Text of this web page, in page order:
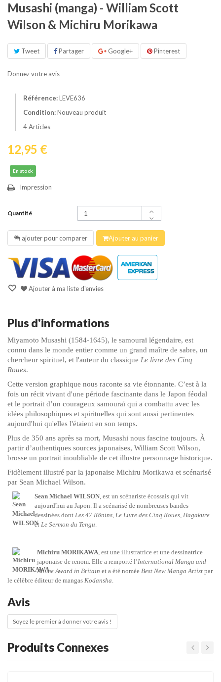
Musashi (manga) - William Scott
Wilson & Michiru Morikawa
Tweet Partager Google+ Pinterest
Donnez votre avis
Référence:LEVE636
Condition:Nouveau produit
4Articles
12,95 €
En stock
Impression
Quantité
ajouter pour comparer Ajouter au panier
Ajouter à ma liste d'envies
Plus d'informations
Miyamoto Musashi (1584-1645), le samouraï légendaire, est
connu dans le monde entier comme un grand maître de sabre, un
chercheur spirituel, et l'auteur du classique Le livre des Cinq
Roues.
Cette version graphique nous raconte sa vie étonnante. C’est à la
fois un récit vivant d'une période fascinante dans le Japon féodal
et le portrait d’un courageux samouraï qui a combattu avec les
idées philosophiques et spirituelles qui sont aussi pertinentes
aujourd'hui qu'elles l'étaient en son temps.
Plus de 350 ans après sa mort, Musashi nous fascine toujours. À
partir d’authentiques sources japonaises, William Scott Wilson,
brosse un portrait inoubliable de cet illustre personnage historique.
Fidèlement illustré par la japonaise Michiru Morikawa et scénarisé
par Sean Michael Wilson.
Sean Michael WILSON , est un scénariste écossais qui vit
aujourd'hui au Japon. Il a scénarisé de nombreuses bandes
dessinées dont Les 47 Rônins, Le Livre des Cinq Roues, Hagakure
et Le Sermon du Tengu
Michiru MORIKAWA , est une illustratrice et une dessinatrice
japonaise de renom. Elle a remporté l’International Manga and
Anime Award in Britain et a été nomée Best New Manga Artist par
le célèbre éditeur de mangas Kodansha
Avis
Soyez le premier à donner votre avis !
Produits Connexes